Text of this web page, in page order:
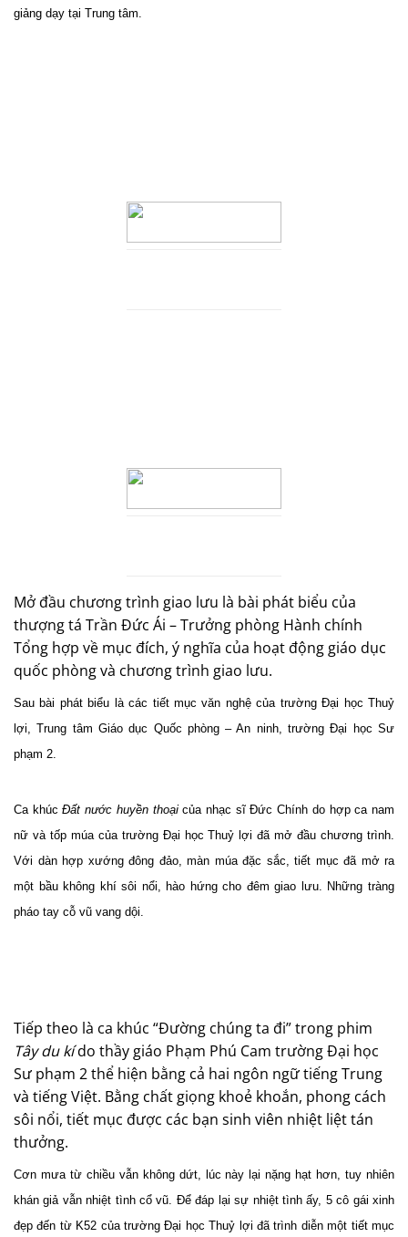
giảng dạy tại Trung tâm.
Mở đầu chương trình giao lưu là bài phát biểu của
thượng tá Trần Đức Ái – Trưởng phòng Hành chính
Tổng hợp về mục đích, ý nghĩa của hoạt động giáo dục
quốc phòng và chương trình giao lưu.
Sau bài phát biểu là các tiết mục văn nghệ của trường Đại học Thuỷ
lợi, Trung tâm Giáo dục Quốc phòng – An ninh, trường Đại học Sư
phạm 2.
Ca khúcĐất nước huyền thoạicủa nhạc sĩ Đức Chính do hợp ca nam
nữ và tốp múa của trường Đại học Thuỷ lợi đã mở đầu chương trình.
Với dàn hợp xướng đông đảo, màn múa đặc sắc, tiết mục đã mở ra
một bầu không khí sôi nổi, hào hứng cho đêm giao lưu. Những tràng
pháo tay cỗ vũ vang dội.
Tiếp theo là ca khúc “Đường chúng ta đi” trong phim
Tây du kído thầy giáo Phạm Phú Cam trường Đại học
Sư phạm 2 thể hiện bằng cả hai ngôn ngữ tiếng Trung
và tiếng Việt. Bằng chất giọng khoẻ khoắn, phong cách
sôi nổi, tiết mục được các bạn sinh viên nhiệt liệt tán
thưởng.
Cơn mưa từ chiều vẫn không dứt, lúc này lại nặng hạt hơn, tuy nhiên
khán giả vẫn nhiệt tình cổ vũ. Để đáp lại sự nhiệt tình ấy, 5 cô gái xinh
đẹp đến từ K52 của trường Đại học Thuỷ lợi đã trình diễn một tiết mục